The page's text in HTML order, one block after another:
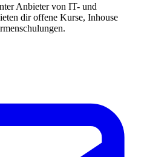
Anbieter von IT- und
dir offene Kurse, Inhouse